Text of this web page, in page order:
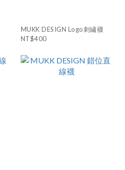
MUKK DESIGN Logo刺繡襪
NT$400